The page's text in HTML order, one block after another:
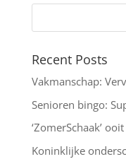
Recent Posts
Vakmanschap:
Senioren bingo:
‘ZomerSchaak’
Koninklijke